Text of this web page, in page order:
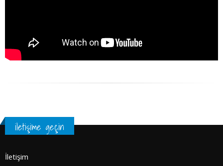
iletişime geçin
İletişim